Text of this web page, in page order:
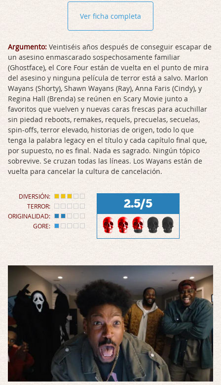
Ver ficha completa
Argumento: Veintiséis años después de conseguir escapar de
un asesino enmascarado sospechosamente familiar
(Ghostface), el Core Four están de vuelta en el punto de mira
del asesino y ninguna película de terror está a salvo. Marlon
Wayans (Shorty), Shawn Wayans (Ray), Anna Faris (Cindy), y
Regina Hall (Brenda) se reúnen en Scary Movie junto a
favoritos que vuelven y nuevas caras frescas para acuchillar
sin piedad reboots, remakes, requels, precuelas, secuelas,
spin-offs, terror elevado, historias de origen, todo lo que
tenga la palabra legacy en el título y cada capítulo final que,
por supuesto, no es final. Nada es sagrado. Ningún tópico
sobrevive. Se cruzan todas las líneas. Los Wayans están de
vuelta para cancelar la cultura de cancelación.
DIVERSIÓN:
TERROR:
ORIGINALIDAD:
GORE:
2.5/5